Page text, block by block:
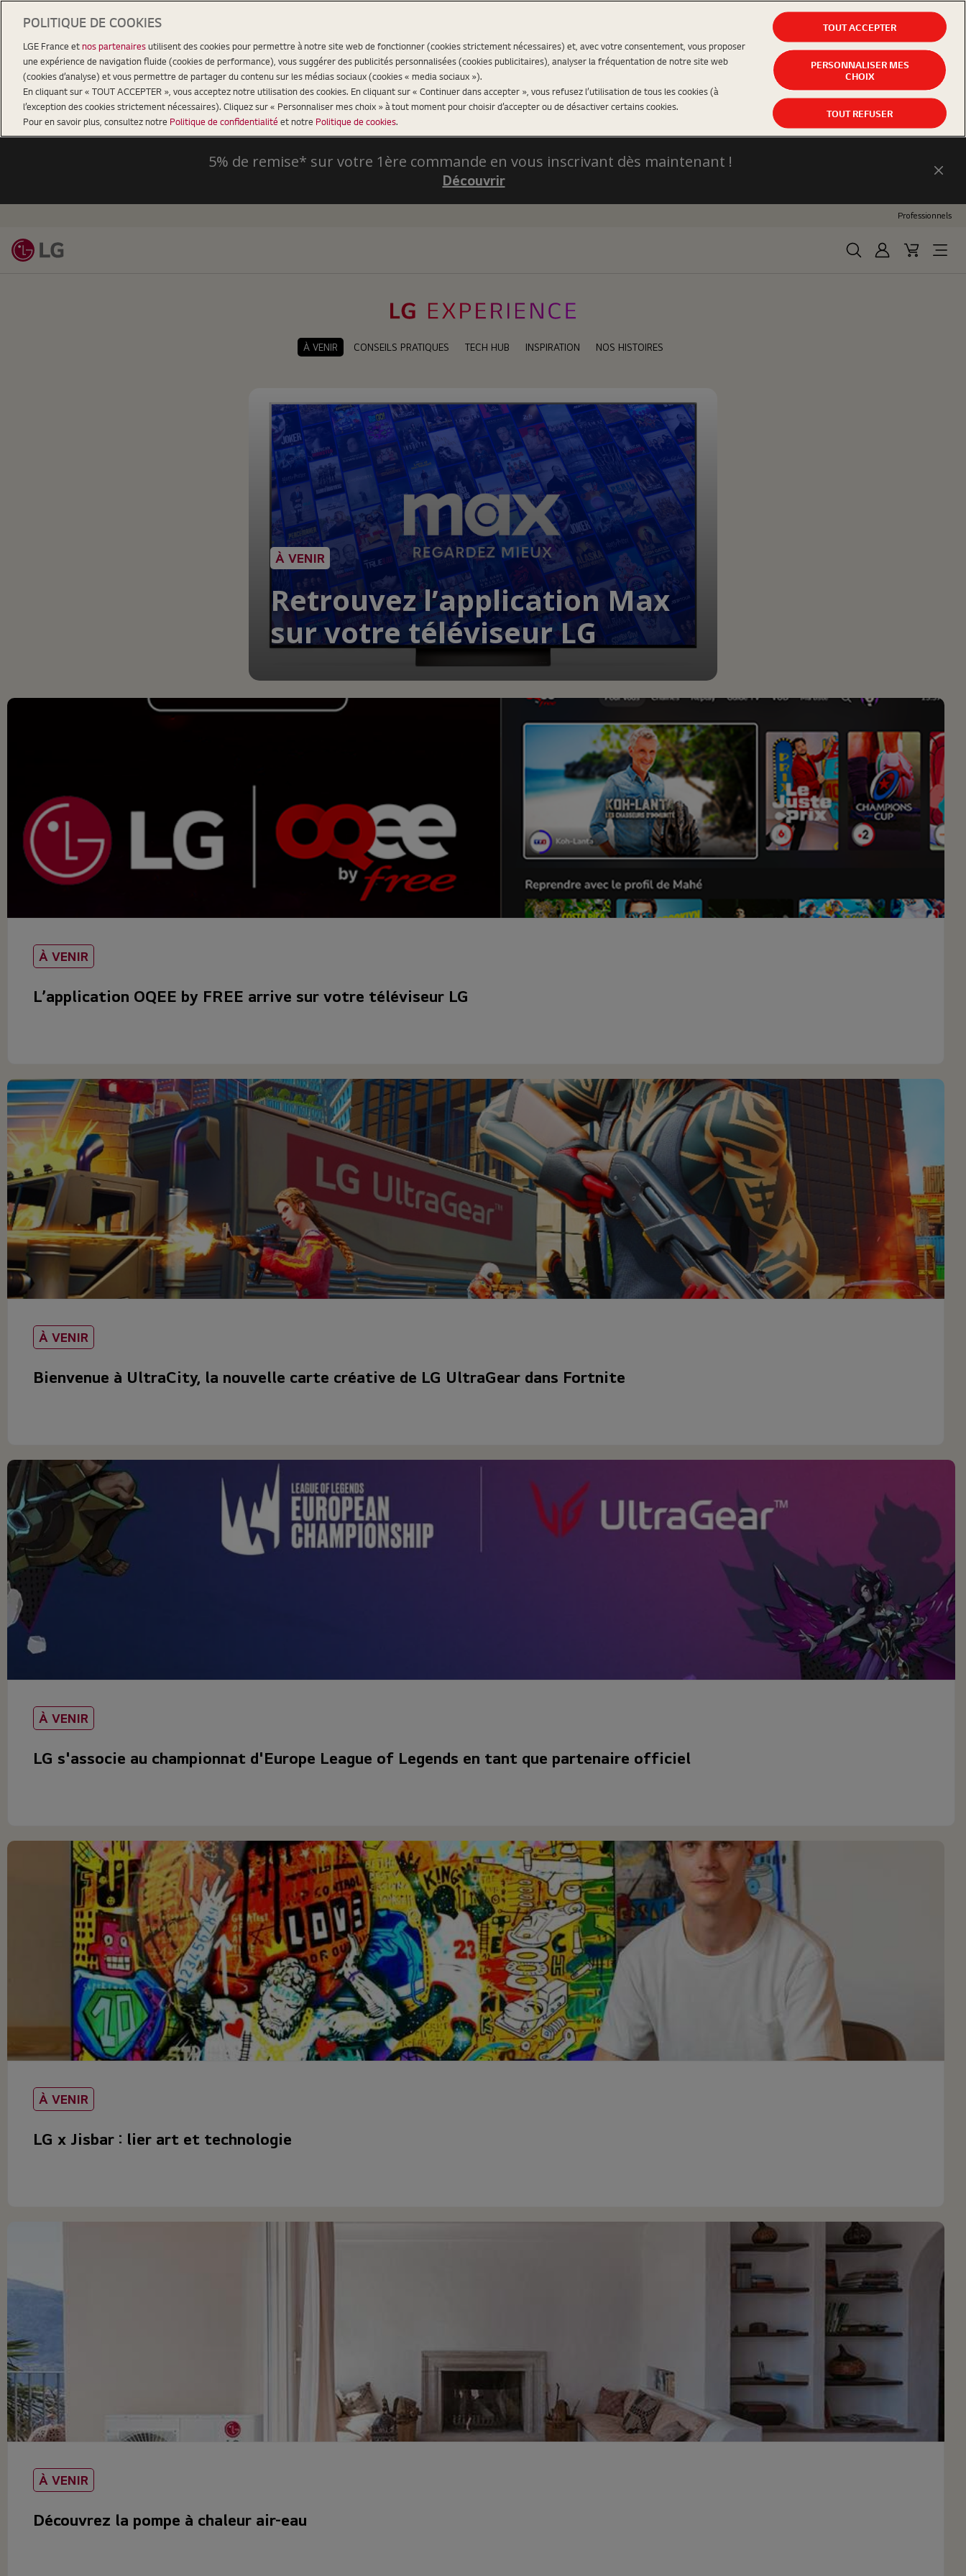
5% de remise* sur votre 1ère commande en vous inscrivant dès maintenant !
Découvrir
Professionnels
RechercherSe connecter
Panier
À VENIR CONSEILS PRATIQUES TECH HUB INSPIRATION NOS HISTOIRES
À VENIR
Retrouvez l’application Max
sur votre téléviseur LG
À VENIR
L’application OQEE by FREE arrive sur votre téléviseur LG
À VENIR
Bienvenue à UltraCity, la nouvelle carte créative de LG UltraGear dans Fortnite
À VENIR
LG s'associe au championnat d'Europe League of Legends en tant que partenaire officiel
À VENIR
LG x Jisbar : lier art et technologie
À VENIR
Découvrez la pompe à chaleur air-eau
POLITIQUE DE COOKIES
LGE France etnos partenairesutilisent des cookies pour permettre à notre site web de fonctionner (cookies strictement nécessaires) et, avec votre consentement, vous proposer
une expérience de navigation fluide (cookies de performance), vous suggérer des publicités personnalisées (cookies publicitaires), analyser la fréquentation de notre site web
(cookies d’analyse) et vous permettre de partager du contenu sur les médias sociaux (cookies « media sociaux »).
En cliquant sur « TOUT ACCEPTER », vous acceptez notre utilisation des cookies. En cliquant sur « Continuer dans accepter », vous refusez l’utilisation de tous les cookies (à
l’exception des cookies strictement nécessaires). Cliquez sur « Personnaliser mes choix » à tout moment pour choisir d’accepter ou de désactiver certains cookies.
Pour en savoir plus, consultez notre Politique de confidentialité et notre Politique de cookies.
TOUT ACCEPTER
PERSONNALISER MES
CHOIX
TOUT REFUSER